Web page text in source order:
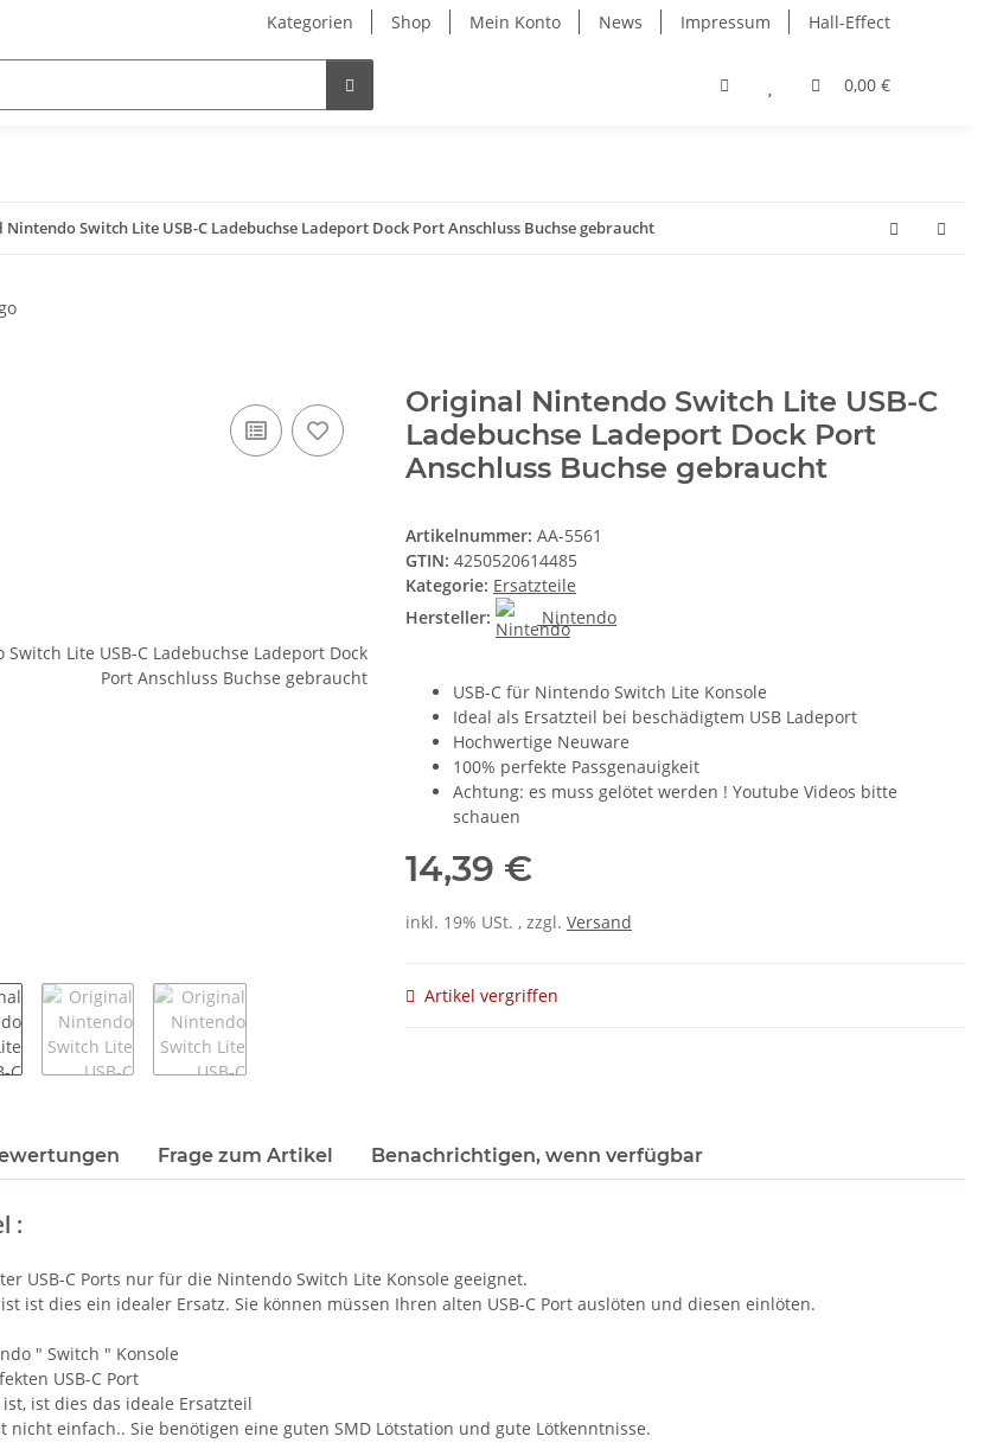
Kategorien Shop Mein Konto News Impressum Hall-Effect
0,00 €
Switch Lite USB-C Ladebuchse Ladeport Dock Port Anschluss Buchse gebraucht
Original Nintendo Switch Lite USB-C
Ladebuchse Ladeport Dock Port
Anschluss Buchse gebraucht
Artikelnummer: AA-5561
GTIN: 4250520614485
Kategorie: Ersatzteile
Hersteller:
Nintendo
USB-C für Nintendo Switch Lite Konsole
Ideal als Ersatzteil bei beschädigtem USB Ladeport
Hochwertige Neuware
100% perfekte Passgenauigkeit
Achtung: es muss gelötet werden ! Youtube Videos bitte
schauen
14,39 €
inkl. 19% USt. , zzgl. Versand
Artikel vergriffen
Frage zum Artikel Benachrichtigen, wenn verfügbar
:
USB-C Ports nur für die Nintendo Switch Lite Konsole geeignet.
ist dies ein idealer Ersatz. Sie können müssen Ihren alten USB-C Port auslöten und diesen einlöten.
" Switch " Konsole
USB-C Port
ist dies das ideale Ersatzteil
nicht einfach.. Sie benötigen eine guten SMD Lötstation und gute Lötkenntnisse.